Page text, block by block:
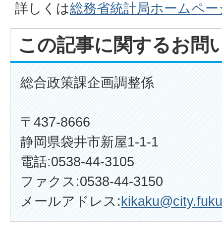
詳しくは総務省統計局ホームペー
この記事に関するお問
総合政策課企画調整係
〒437-8666
静岡県袋井市新屋1-1-1
電話:0538-44-3105
ファクス:0538-44-3150
メールアドレス: